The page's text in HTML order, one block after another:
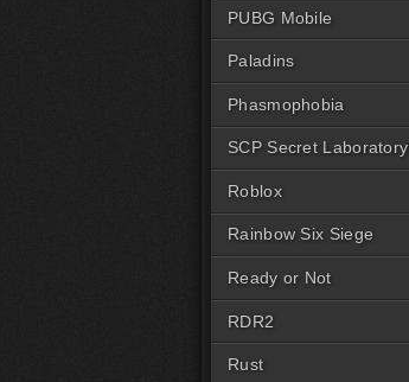
PUBG Mobile
Paladins
Phasmophobia
SCP Secret Laboratory
Roblox
Rainbow Six Siege
Ready or Not
RDR2
Rust